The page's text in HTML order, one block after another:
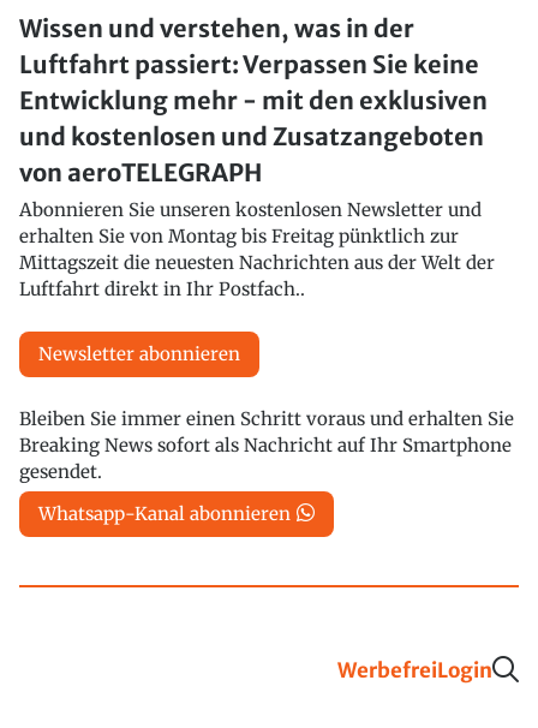
Wissen und verstehen, was in der
Luftfahrt passiert: Verpassen Sie keine
Entwicklung mehr - mit den exklusiven
und kostenlosen und Zusatzangeboten
von aeroTELEGRAPH
Abonnieren Sie unseren kostenlosen Newsletter und
erhalten Sie von Montag bis Freitag pünktlich zur
Mittagszeit die neuesten Nachrichten aus der Welt der
Luftfahrt direkt in Ihr Postfach..
Newsletter abonnieren
Bleiben Sie immer einen Schritt voraus und erhalten Sie
Breaking News sofort als Nachricht auf Ihr Smartphone
gesendet.
Whatsapp-Kanal abonnieren
WerbefreiLogin